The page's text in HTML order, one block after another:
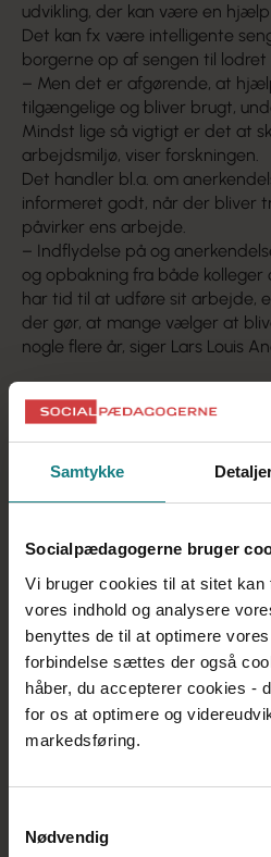
Samtykke
Socialpædagogerne bruger
Vi bruger cookies til at sitet kan
vores indhold og analysere
benyttes de til at optimere
forbindelse sættes der også
håber, du accepterer cookies -
for os at optimere og
markedsføring.
Nødvendig
udvikling, der kan være en
Det kan fx være intelligente
borgerne op af sengen til lodret
– Men det er afgørende, at
tilgængelige og bliver brugt,
Mindst lige så vigtigt er det at
arbejdsmiljø, viser forskningen.
Det handler bl.a. om
informeret godt, når der bliver
påvirker ens arbejde.
– Indflydelse på og
og opbakning fra både
har tid til at udføre sit arbejde,
der gør, at mange vælger at
nogle flere år, siger Lars Louis
Dyrk kollegafællesskabet
samarbejdsrelationer. Lars
man fx indfører korte fælles
forebygger skader, samtidig
– Bare tre gange ti minutters
ryg, nakke og skuldre og
arbejdsevne. Samtidig styrker
samarbejdsrelationerne, når
med kollegerne i arbejdstiden
med trænings­elastikker.
Han tilføjer, at det også kan
virker positivt på trivslen. Til
trivsels­samvær op at stå og